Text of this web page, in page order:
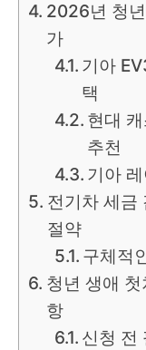
2026년 청
가
기아
택
현대
추천
기아
전기차 세금
절약
구체적
청년 생애
항
신청 전